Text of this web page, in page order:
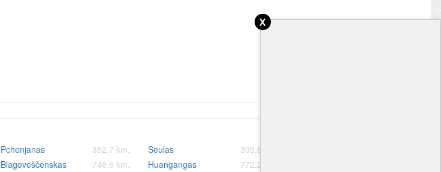
Pchenjanas 382.7 km. Seulas 395.8 km.
Blagoveščenskas 746.6 km. Huangangas 772.2 km.
x